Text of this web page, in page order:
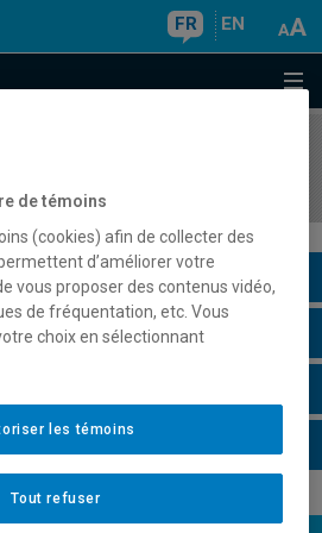
FR EN
de témoins
(cookies) afin de collecter des
d’améliorer votre
vous proposer des contenus vidéo,
de fréquentation, etc. Vous
choix en sélectionnant
Tout refuser
les témoins